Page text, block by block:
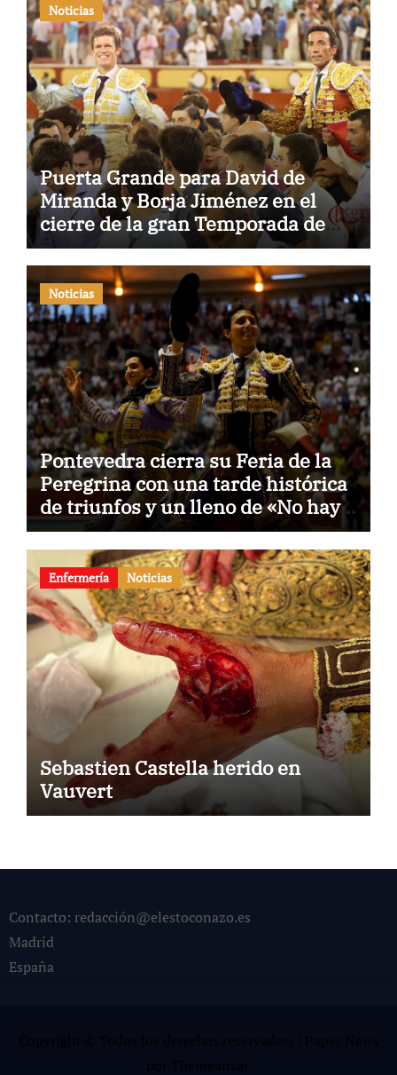
Noticias
Puerta Grande para David de
Miranda y Borja Jiménez en el
cierre de la gran Temporada de
Verano de El Puerto
Noticias
Pontevedra cierra su Feria de la
Peregrina con una tarde histórica
de triunfos y un lleno de «No hay
billetes»
Enfermería Noticias
Sebastien Castella herido en
Vauvert
Contacto: redacción@elestoconazo.es
Madrid
España